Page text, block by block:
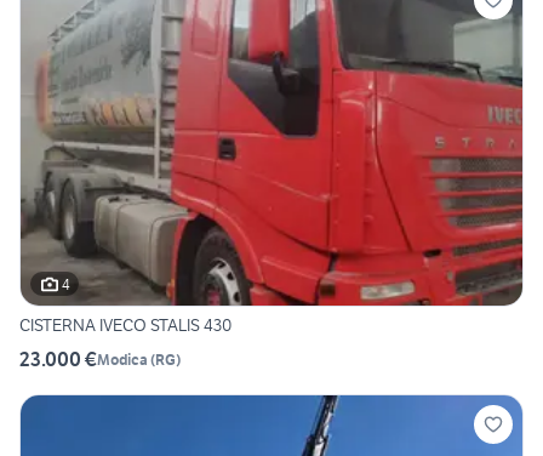
4
CISTERNA IVECO STALIS 430
23.000 €Modica (RG)